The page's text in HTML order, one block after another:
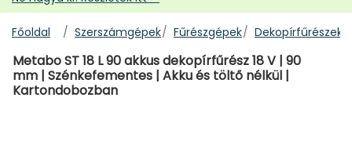
Főoldal Szerszámgépek Fűrészgépek Dekopírfűrészek
Metabo ST 18 L 90 akkus dekopírfűrész 18 V | 90
mm | Szénkefementes | Akku és töltő nélkül |
Kartondobozban